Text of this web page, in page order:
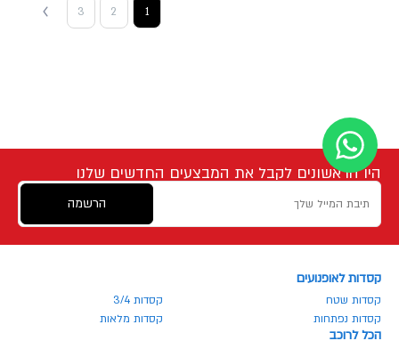
1
2
3
היו הראשונים לקבל את המבצעים החדשים שלנו
הרשמה
קסדות לאופנועים
קסדות שטח
קסדות 3/4
קסדות נפתחות
קסדות מלאות
הכל לרוכב